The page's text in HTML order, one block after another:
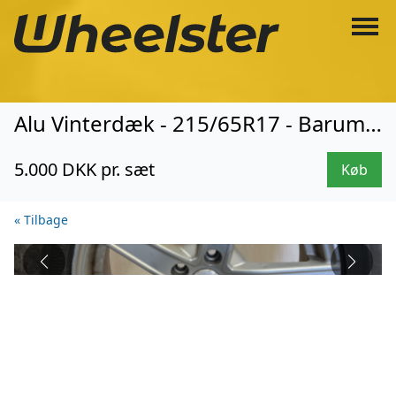
Alu Vinterdæk - 215/65R17 - Barum (0027)
5.000 DKK pr. sæt Køb
« Tilbage